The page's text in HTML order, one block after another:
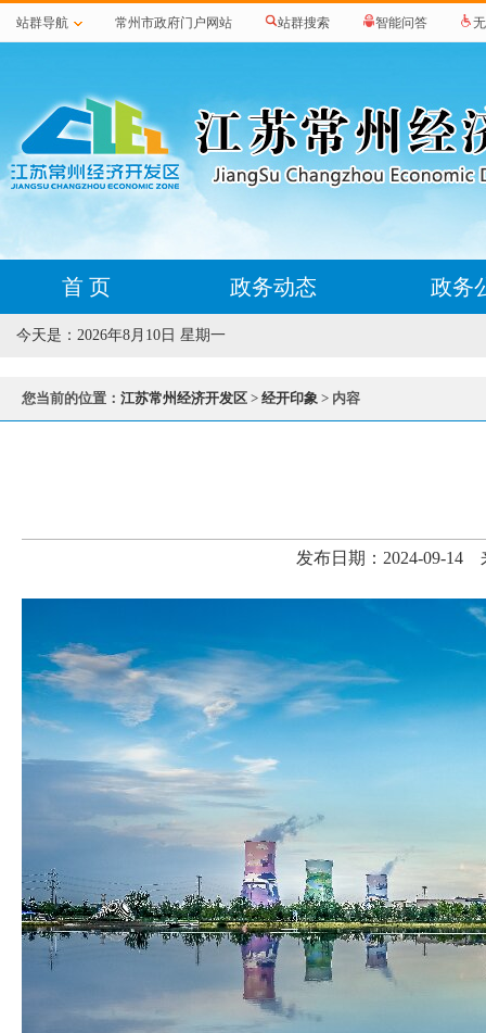
站群导航 常州市政府门户网站 站群搜索 智能问答
首 页 政务动态 政务
今天是： 2026年8月10日 星期一
您当前的位置： 江苏常州经济开发区 > 经开印象 > 内容
发布日期：2024-09-14